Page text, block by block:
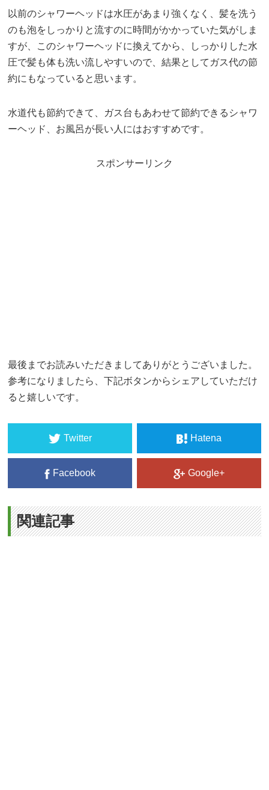
以前のシャワーヘッドは水圧があまり強くなく、髪を洗う
のも泡をしっかりと流すのに時間がかかっていた気がしま
すが、このシャワーヘッドに換えてから、しっかりした水
圧で髪も体も洗い流しやすいので、結果としてガス代の節
約にもなっていると思います。
水道代も節約できて、ガス台もあわせて節約できるシャワ
ーヘッド、お風呂が長い人にはおすすめです。
スポンサーリンク
最後までお読みいただきましてありがとうございました。
参考になりましたら、下記ボタンからシェアしていただけ
ると嬉しいです。
Twitter Hatena
Facebook Google+
関連記事